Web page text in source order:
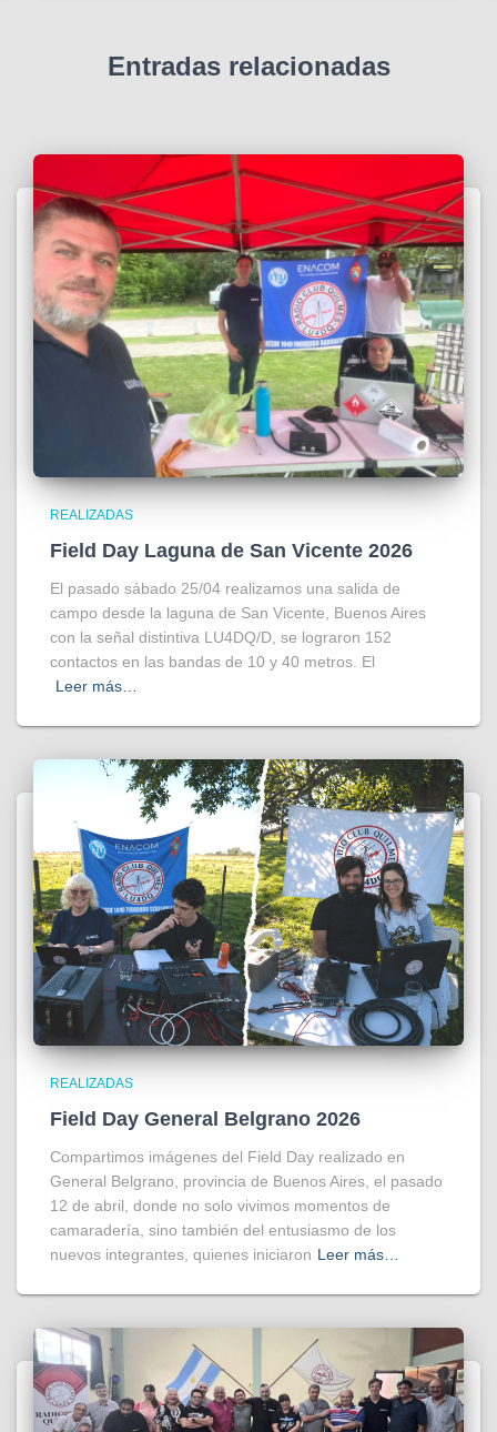
Entradas relacionadas
REALIZADAS
Field Day Laguna de San Vicente 2026
El pasado sábado 25/04 realizamos una salida de
campo desde la laguna de San Vicente, Buenos Aires
con la señal distintiva LU4DQ/D, se lograron 152
contactos en las bandas de 10 y 40 metros. El
Leer más…
REALIZADAS
Field Day General Belgrano 2026
Compartimos imágenes del Field Day realizado en
General Belgrano, provincia de Buenos Aires, el pasado
12 de abril, donde no solo vivimos momentos de
camaradería, sino también del entusiasmo de los
nuevos integrantes, quienes iniciaron Leer más…